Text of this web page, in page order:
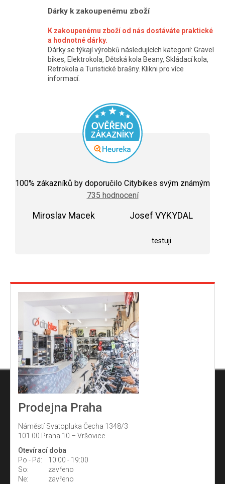
y
ý
p
i
Dárky k zakoupenému zboží
K zakoupenému zboží od nás dostáváte praktické
a hodnotné dárky.
Dárky se týkají výrobků následujících kategorií: Gravel
bikes, Elektrokola, Dětská kola Beany, Skládací kola,
Retrokola a Turistické brašny. Klikni pro více
informací.
hodnocení
obchodu
je
100% zákazníků by doporučilo Citybikes svým známým
735 hodnocení
Miroslav Macek Josef VYKYDAL
testuji
Prodejna Praha
Náměstí Svatopluka Čecha 1348/3
101 00 Praha 10 – Vršovice
Otevírací doba
Po - Pá:
10:00 - 19:00
So:
zavřeno
Ne:
zavřeno